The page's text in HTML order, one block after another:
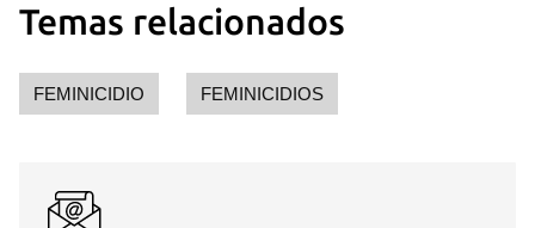
Guardar como favorito
Temas relacionados
FEMINICIDIO FEMINICIDIOS